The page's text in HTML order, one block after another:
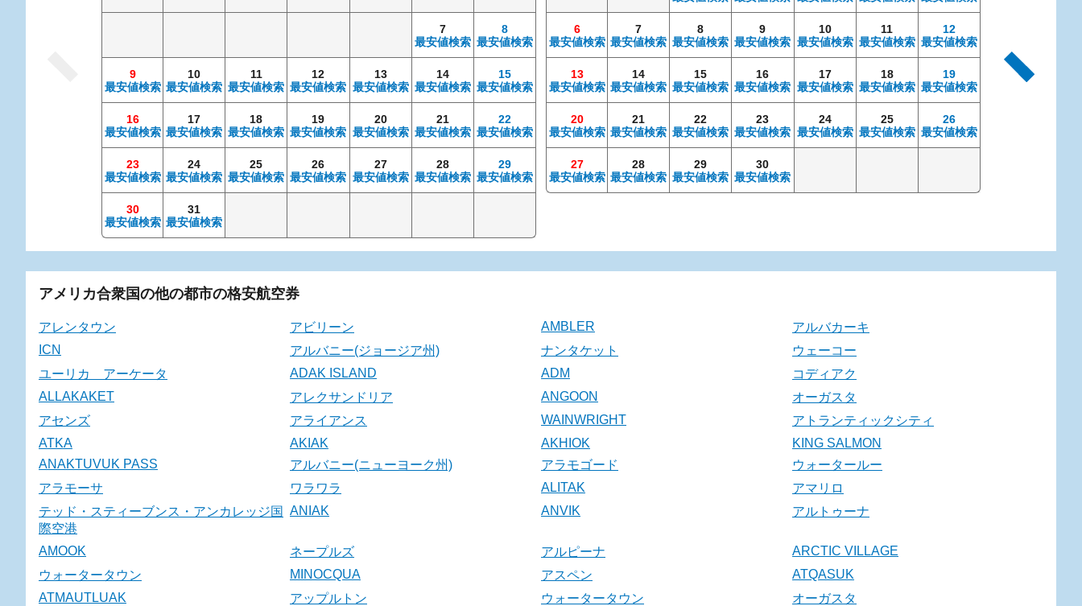
7
最安値検索
8
最安値検索
9
最安値検索
10
最安値検索
11
最安値検索
12
最安値検索
13
最安値検索
14
最安値検索
15
最安値検索
16
最安値検索
17
最安値検索
18
最安値検索
19
最安値検索
20
最安値検索
21
最安値検索
22
最安値検索
23
最安値検索
24
最安値検索
25
最安値検索
26
最安値検索
27
最安値検索
28
最安値検索
29
最安値検索
30
最安値検索
31
最安値検索
6
最安値検索
7
最安値検索
8
最安値検索
9
最安値検索
10
最安値検索
11
最安値検索
12
最安値検索
13
最安値検索
14
最安値検索
15
最安値検索
16
最安値検索
17
最安値検索
18
最安値検索
19
最安値検索
20
最安値検索
21
最安値検索
22
最安値検索
23
最安値検索
24
最安値検索
25
最安値検索
26
最安値検索
27
最安値検索
28
最安値検索
29
最安値検索
30
最安値検索
11
最安値検索
アメリカ合衆国の他の都市の格安航空券
アレンタウン アビリーン AMBLER
アルバカーキ
ICN
アルバニー(ジョージア州) ナンタケット
ウェーコー
ユーリカ アーケータ
ADAK ISLAND ADM
コディアク
ALLAKAKET
アレクサンドリア ANGOON
オーガスタ
アセンズ
アライアンス WAINWRIGHT
アトランティックシティ
ATKA
AKIAK AKHIOK
KING SALMON
ANAKTUVUK PASS
アルバニー(ニューヨーク州) アラモゴード
ウォータールー
アラモーサ
ワラワラ ALITAK
アマリロ
テッド・スティーブンス・アンカレッジ国
際空港
ANIAK ANVIK アルトゥーナ
AMOOK ネープルズ アルピーナ
ARCTIC VILLAGE
ウォータータウン
MINOCQUA アスペン
ATQASUK
ATMAUTLUAK
アップルトン ウォータータウン
オーガスタ